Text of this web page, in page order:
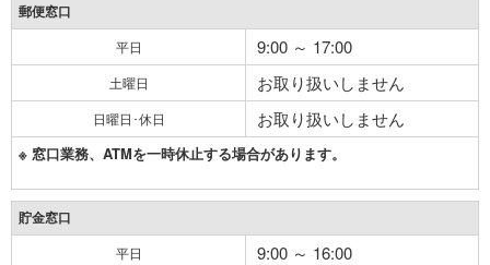
郵便窓口
平日 9:00 ～ 17:00
土曜日 お取り扱いしません
日曜日･休日 お取り扱いしません
※ 窓口業務、ATMを一時休止する場合があります。
貯金窓口
平日 9:00 ～ 16:00